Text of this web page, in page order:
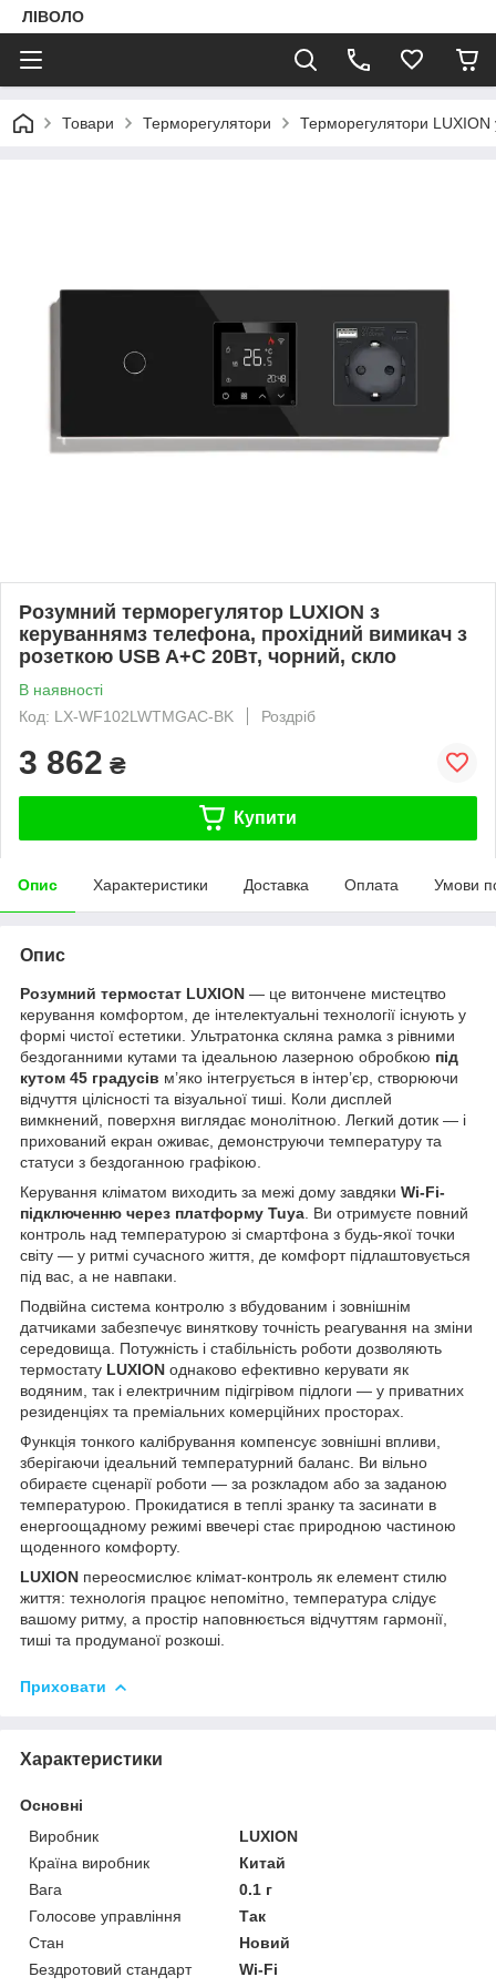
ЛІВОЛО
Товари Терморегулятори Терморегулятори LUXION
Розумний терморегулятор LUXION з
керуваннямз телефона, прохідний вимикач з
розеткою USB A+C 20Вт, чорний, скло
В наявності
Код: LX-WF102LWTMGAC-BK
Роздріб
3 862 ₴
Купити
Опис Характеристики Доставка Оплата Умови
Опис
Розумний термостат LUXION — це витончене мистецтво
керування комфортом, де інтелектуальні технології існують у
формі чистої естетики. Ультратонка скляна рамка з рівними
бездоганними кутами та ідеальною лазерною обробкою під
кутом 45 градусів м’яко інтегрується в інтер’єр, створюючи
відчуття цілісності та візуальної тиші. Коли дисплей
вимкнений, поверхня виглядає монолітною. Легкий дотик — і
прихований екран оживає, демонструючи температуру та
статуси з бездоганною графікою.
Керування кліматом виходить за межі дому завдяки Wi-Fi-
підключенню через платформу Tuya . Ви отримуєте повний
контроль над температурою зі смартфона з будь-якої точки
світу — у ритмі сучасного життя, де комфорт підлаштовується
під вас, а не навпаки.
Подвійна система контролю з вбудованим і зовнішнім
датчиками забезпечує виняткову точність реагування на зміни
середовища. Потужність і стабільність роботи дозволяють
термостату LUXION однаково ефективно керувати як
водяним, так і електричним підігрівом підлоги — у приватних
резиденціях та преміальних комерційних просторах.
Функція тонкого калібрування компенсує зовнішні впливи,
зберігаючи ідеальний температурний баланс. Ви вільно
обираєте сценарії роботи — за розкладом або за заданою
температурою. Прокидатися в теплі зранку та засинати в
енергоощадному режимі ввечері стає природною частиною
щоденного комфорту.
LUXION переосмислює клімат-контроль як елемент стилю
життя: технологія працює непомітно, температура слідує
вашому ритму, а простір наповнюється відчуттям гармонії,
тиші та продуманої розкоші.
Приховати
Характеристики
Основні
Виробник
LUXION
Країна виробник
Китай
Вага
0.1 г
Голосове управління
Так
Стан
Новий
Бездротовий стандарт
Wi-Fi